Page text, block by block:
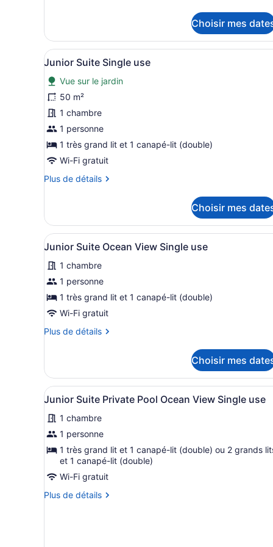
View
Junior
Suite
Private
Ocean
View
Choisir mes
Afficher
toutes
les
photos
pour
ce
type
de
chambre :
Junior
use
Une chambre d’hôtel
8
Junior Suite Single use
Vue sur le jardin
50 m²
1 chambre
1 personne
1 très grand lit et 1 canapé-lit (double)
Wi-Fi gratuit
Plus de détails
Plus
Junior
Suite
Single
Choisir mes
Afficher
toutes
les
photos
pour
ce
de
Suite
Ocean
View
Single
use
Un salon moderne
5
Junior Suite Ocean View Single use
1 chambre
1 personne
1 très grand lit et 1 canapé-lit (double)
Wi-Fi gratuit
Plus de détails
Plus
Junior
Suite
Ocean
Single
use
Choisir mes
Afficher
toutes
les
photos
pour
type
de
Un espace piscine offrant
5
Junior Suite Private Pool Ocean View Single use
1 chambre
1 personne
1 très grand lit et 1 canapé-lit (double) ou 2 grands
et 1 canapé-lit (double)
Wi-Fi gratuit
Plus de détails
Plus